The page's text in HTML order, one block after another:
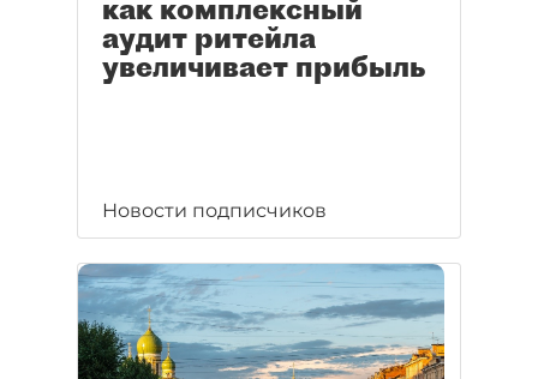
как комплексный
аудит ритейла
увеличивает прибыль
Новости подписчиков